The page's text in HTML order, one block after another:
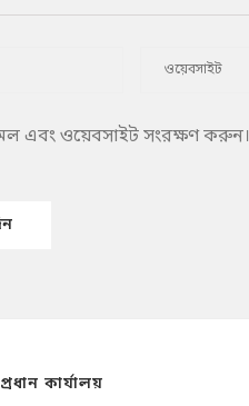
এবং ওয়েবসাইট সংরক্ষণ করুন।
প্রধান কার্যালয়